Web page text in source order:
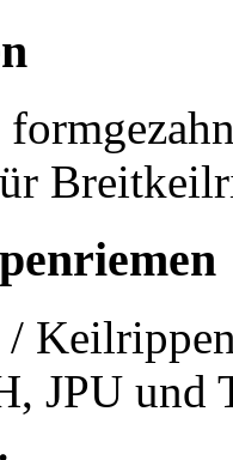
JPU und